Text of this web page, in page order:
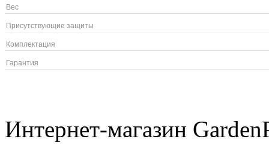
Вес
Присутствующие защиты
Комплектация
Гарантия
Интернет-магазин